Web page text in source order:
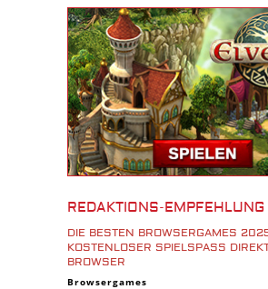
Download Spiele
3D Spiele
Tablet Spiele
Android Spiele
iPhone Spiele
iOS Spiele
iPad Spiele
Denk Spiele
REDAKTIONS-EMPFEHLUNG
DIE BESTEN BROWSERGAMES
KOSTENLOSER SPIELSPASS DIREKT
ROWSER
Browsergames